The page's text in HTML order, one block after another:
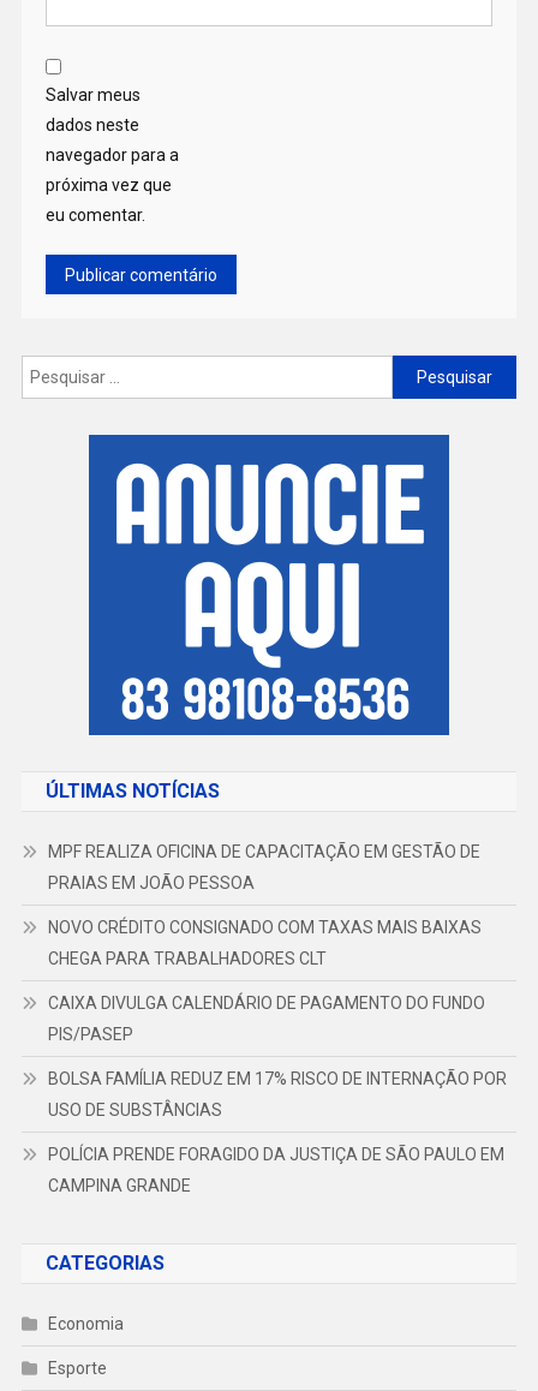
Salvar meus
dados neste
navegador para a
próxima vez que
eu comentar.
Pesquisar
por:
ÚLTIMAS NOTÍCIAS
MPF REALIZA OFICINA DE CAPACITAÇÃO EM GESTÃO DE
PRAIAS EM JOÃO PESSOA
NOVO CRÉDITO CONSIGNADO COM TAXAS MAIS BAIXAS
CHEGA PARA TRABALHADORES CLT
CAIXA DIVULGA CALENDÁRIO DE PAGAMENTO DO FUNDO
PIS/PASEP
BOLSA FAMÍLIA REDUZ EM 17% RISCO DE INTERNAÇÃO POR
USO DE SUBSTÂNCIAS
POLÍCIA PRENDE FORAGIDO DA JUSTIÇA DE SÃO PAULO EM
CAMPINA GRANDE
CATEGORIAS
Economia
Esporte